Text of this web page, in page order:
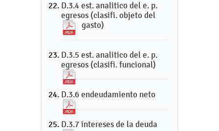
D.3.4 est. analitico del e. p.
egresos (clasifi. objeto del
gasto)
D.3.5 est. analitico del e. p.
egresos (clasifi. funcional)
D.3.6 endeudamiento neto
D.3.7 intereses de la deuda